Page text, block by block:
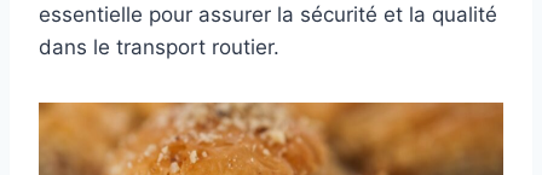
essentielle pour assurer la sécurité et la qualité
dans le transport routier.